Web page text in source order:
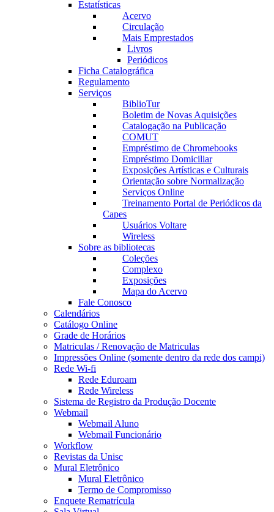
Estatísticas
Acervo
Circulação
Mais Emprestados
Livros
Periódicos
Ficha Catalográfica
Regulamento
Serviços
BiblioTur
Boletim de Novas Aquisições
Catalogação na Publicação
COMUT
Empréstimo de Chromebooks
Empréstimo Domiciliar
Exposições Artísticas e Culturais
Orientação sobre Normalização
Serviços Online
Treinamento Portal de Periódicos da
Capes
Usuários Voltare
Wireless
Sobre as bibliotecas
Coleções
Complexo
Exposições
Mapa do Acervo
Fale Conosco
Calendários
Catálogo Online
Grade de Horários
Matriculas / Renovação de Matriculas
Impressões Online (somente dentro da rede dos campi)
Rede Wi-fi
Rede Eduroam
Rede Wireless
Sistema de Registro da Produção Docente
Webmail
Webmail Aluno
Webmail Funcionário
Workflow
Revistas da Unisc
Mural Eletrônico
Mural Eletrônico
Termo de Compromisso
Enquete Rematrícula